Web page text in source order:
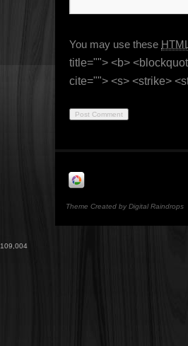
You may use these HTML
title=""> <b>
cite=""> <s> <strike>
Theme Created by Digital Raindrops
109,004